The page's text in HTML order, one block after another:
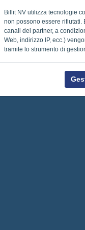
Billit NV utilizza tecnologie
non possono essere rifiutati.
canali dei partner, a
Web, indirizzo IP, ecc.)
tramite lo strumento di